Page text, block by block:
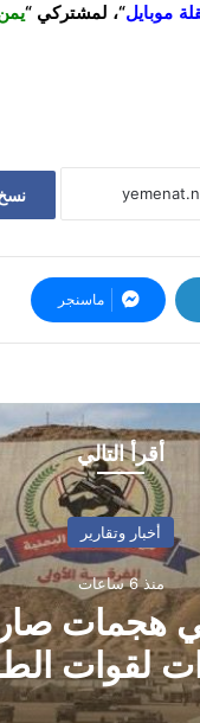
موبايل“، لمشتركي “
ماسنجر
أقرأ التالي
أخبار وتقارير
منذ 6 ساعات
هجمات
لقوات